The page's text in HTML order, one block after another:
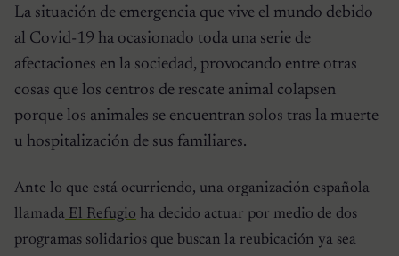
La situación de emergencia que vive el mundo debido
al Covid-19 ha ocasionado toda una serie de
afectaciones en la sociedad, provocando entre otras
cosas que los centros de rescate animal colapsen
porque los animales se encuentran solos tras la muerte
u hospitalización de sus familiares.
Ante lo que está ocurriendo, una organización española
llamada El Refugio ha decido actuar por medio de dos
programas solidarios que buscan la reubicación ya sea